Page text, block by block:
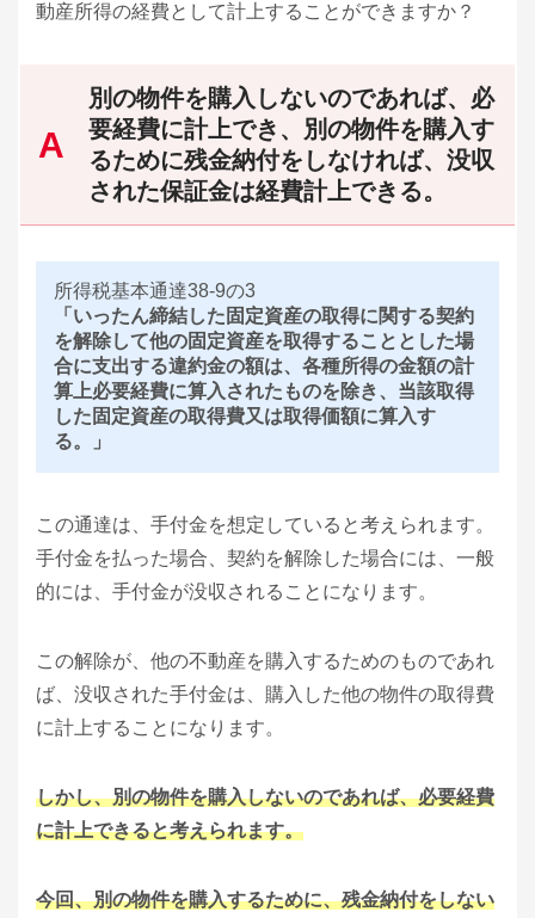
動産所得の経費として計上することができますか？
別の物件を購入しないのであれば、必
要経費に計上でき、別の物件を購入す
るために残金納付をしなければ、没収
された保証金は経費計上できる。
所得税基本通達38-9の3
「いったん締結した固定資産の取得に関する契約
を解除して他の固定資産を取得することとした場
合に支出する違約金の額は、各種所得の金額の計
算上必要経費に算入されたものを除き、当該取得
した固定資産の取得費又は取得価額に算入す
る。」
この通達は、手付金を想定していると考えられます。
手付金を払った場合、契約を解除した場合には、一般
的には、手付金が没収されることになります。
この解除が、他の不動産を購入するためのものであれ
ば、没収された手付金は、購入した他の物件の取得費
に計上することになります。
しかし、別の物件を購入しないのであれば、必要経費
に計上できると考えられます。
今回、別の物件を購入するために、残金納付をしない